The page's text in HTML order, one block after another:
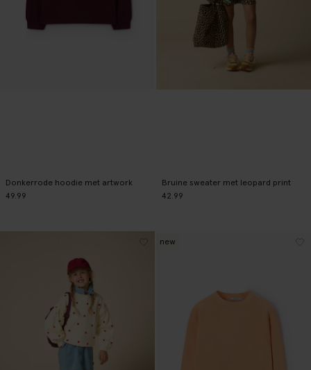
Donkerrode hoodie met artwork
49.99
Bruine sweater met leopard print
42.99
new